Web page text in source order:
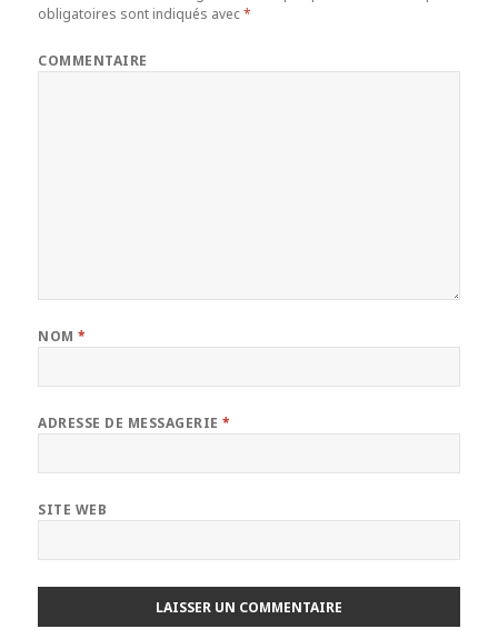
obligatoires sont indiqués avec*
COMMENTAIRE
NOM*
ADRESSE DE MESSAGERIE*
SITE WEB